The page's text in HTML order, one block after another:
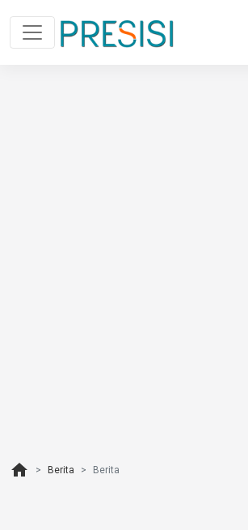
home Berita Berita